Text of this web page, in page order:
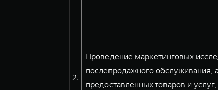
2.
Проведение маркетинговых
послепродажного обслуживания,
предоставленных товаров и